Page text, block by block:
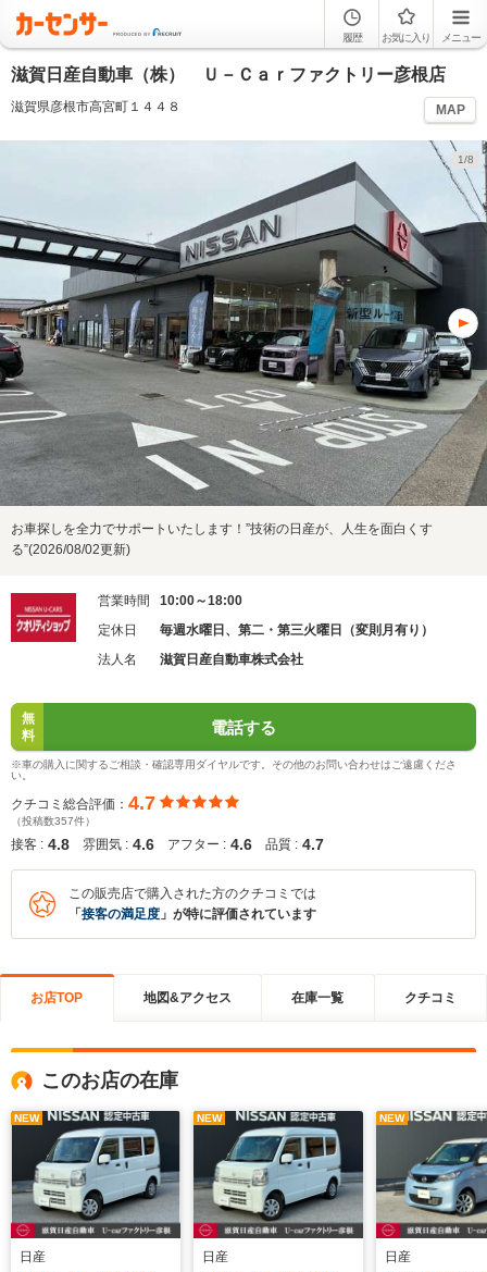
履歴 お気に入り メニュー
滋賀日産自動車（株） Ｕ－Ｃａｒファクトリー彦根店
滋賀県彦根市高宮町１４４８ MAP
1/8
お車探しを全力でサポートいたします！”技術の日産が、人生を面白くす
る”(2026/08/02更新)
営業時間
10:00～18:00
定休日
毎週水曜日、第二・第三火曜日（変則月有り）
法人名
滋賀日産自動車株式会社
無
料
電話する
※車の購入に関するご相談・確認専用ダイヤルです。その他のお問い合わせはご遠慮くださ
い。
クチコミ総合評価： 4.7
（投稿数357件）
接客 : 4.8 雰囲気 : 4.6 アフター : 4.6 品質 : 4.7
この販売店で購入された方のクチコミでは
「 接客の満足度 」が特に評価されています
お店TOP 地図&アクセス 在庫一覧 クチコミ
このお店の在庫
NEW
日産
NEW
日産
NEW
日産